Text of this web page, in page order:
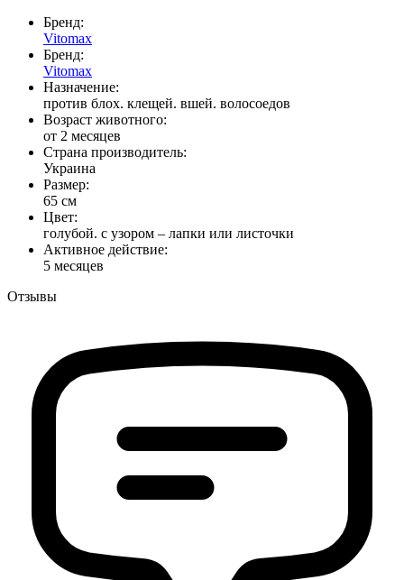
Бренд:
Vitomax
Бренд:
Vitomax
Назначение:
против блох. клещей. вшей. волосоедов
Возраст животного:
от 2 месяцев
Страна производитель:
Украина
Размер:
65 см
Цвет:
голубой. с узором – лапки или листочки
Активное действие:
5 месяцев
Отзывы